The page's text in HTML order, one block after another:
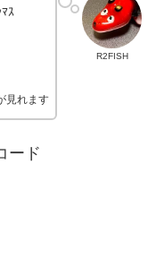
R2FISH
ｽ
見れます
ード